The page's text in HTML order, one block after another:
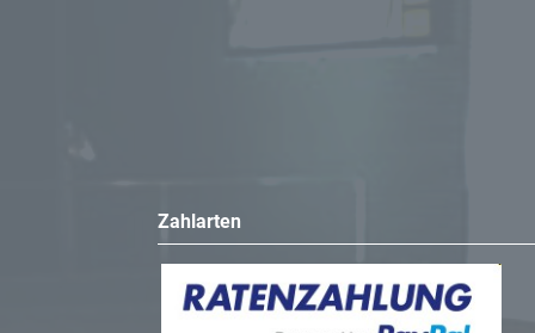
Zahlarten